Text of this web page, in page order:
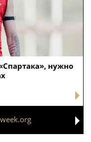
нужно